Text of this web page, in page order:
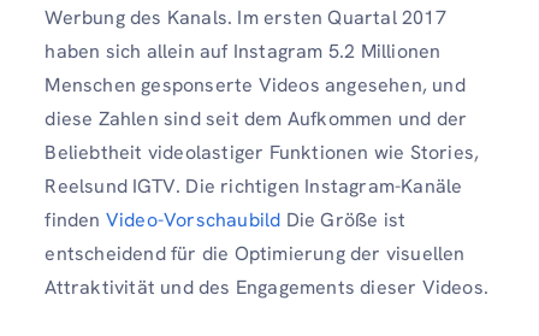
Werbung des Kanals. Im ersten Quartal 2017
haben sich allein auf Instagram 5.2 Millionen
Menschen gesponserte Videos angesehen, und
diese Zahlen sind seit dem Aufkommen und der
Beliebtheit videolastiger Funktionen wie Stories,
Reelsund IGTV. Die richtigen Instagram-Kanäle
finden Video-Vorschaubild Die Größe ist
entscheidend für die Optimierung der visuellen
Attraktivität und des Engagements dieser Videos.